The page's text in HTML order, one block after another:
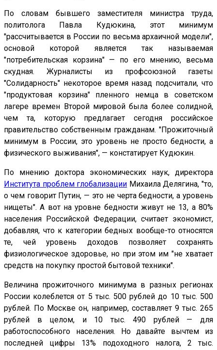
По словам бывшего заместителя министра труда,
политолога Павла Кудюкина, этот минимум
"рассчитывается в России по весьма архаичной модели",
основой которой является так называемая
"потребительская корзина" — по его мнению, весьма
скудная. Журналисты из профсоюзной газеты
"Солидарность" некоторое время назад подсчитали, что
"продуктовая корзина" пленного немца в советском
лагере времен Второй мировой была более солидной,
чем та, которую предлагает сегодня российское
правительство собственным гражданам. "Прожиточный
минимум в России, это уровень не просто бедности, а
физического выживания", — констатирует Кудюкин.
По мнению доктора экономических наук, директора
Института проблем глобализации Михаила Делягина, "то,
о чем говорит Путин, — это не черта бедности, а уровень
нищеты". А вот на уровне бедности живут не 13, а 80%
населения Российской Федерации, считает экономист,
добавляя, что к категории бедных вообще-то относятся
те, чей уровень доходов позволяет сохранять
физиологическое здоровье, но при этом им "не хватает
средств на покупку простой бытовой техники".
Величина прожиточного минимума в разных регионах
России колеблется от 5 тыс. 500 рублей до 10 тыс. 500
рублей. По Москве он, например, составляет 9 тыс. 265
рублей в целом, и 10 тыс. 490 рублей — для
работоспособного населения. Но давайте вычтем из
последней цифры 13% подоходного налога, 2 тыс.